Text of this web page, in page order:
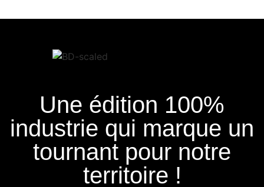
Une édition 100%
industrie qui marque un
tournant pour notre
territoire !